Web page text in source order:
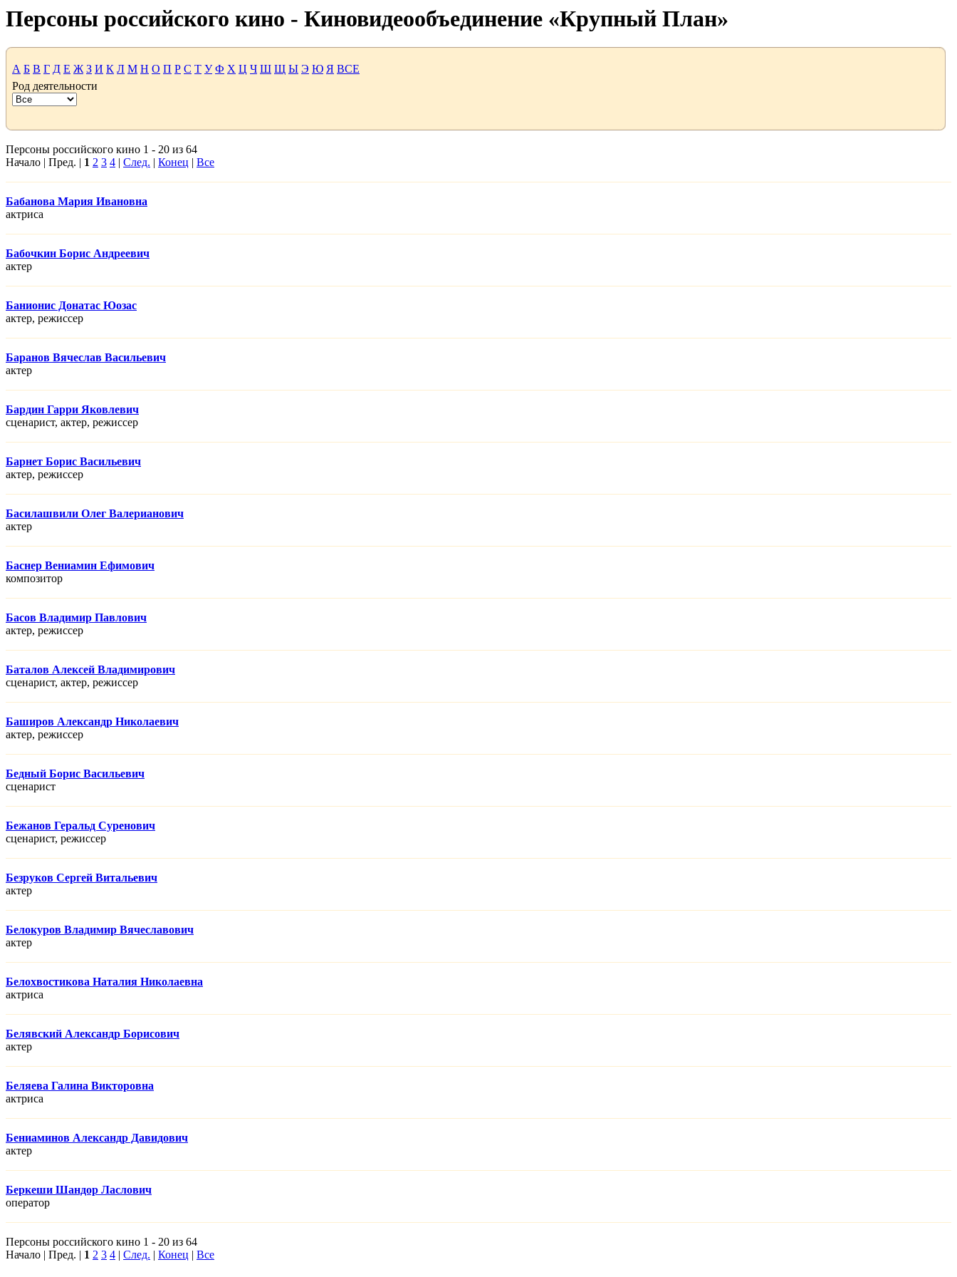
Персоны российского кино - Киновидеообъединение «Крупный План»
А Б В Г Д Е Ж З И К Л М Н О П Р С Т У Ф Х Ц Ч Ш Щ Ы Э Ю Я ВСЕ
Род деятельности
Персоны российского кино 1 - 20 из 64
Начало | Пред. | 1 2 3 4 | След. | Конец | Все
Бабанова Мария Ивановна
актриса
Бабочкин Борис Андреевич
актер
Банионис Донатас Юозас
актер, режисcер
Баранов Вячеслав Васильевич
актер
Бардин Гарри Яковлевич
сценарист, актер, режисcер
Барнет Борис Васильевич
актер, режисcер
Басилашвили Олег Валерианович
актер
Баснер Вениамин Ефимович
композитор
Басов Владимир Павлович
актер, режисcер
Баталов Алексей Владимирович
сценарист, актер, режисcер
Баширов Александр Николаевич
актер, режисcер
Бедный Борис Васильевич
сценарист
Бежанов Геральд Суренович
сценарист, режисcер
Безруков Сергей Витальевич
актер
Белокуров Владимир Вячеславович
актер
Белохвостикова Наталия Николаевна
актриса
Белявский Александр Борисович
актер
Беляева Галина Викторовна
актриса
Бениаминов Александр Давидович
актер
Беркеши Шандор Ласлович
оператор
Персоны российского кино 1 - 20 из 64
Начало | Пред. | 1 2 3 4 | След. | Конец | Все